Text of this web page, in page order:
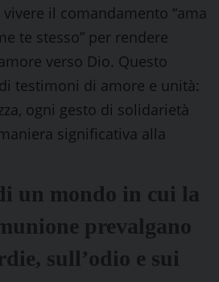
il comandamento “ama
te stesso” per rendere
verso Dio. Questo
testimoni di amore e unità:
ogni gesto di solidarietà
significativa alla
un mondo in cui la
prevalgano
sull’odio e sui